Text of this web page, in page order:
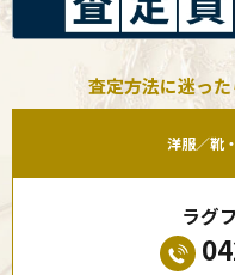
査定方法に迷っ
洋服／靴
ラグ